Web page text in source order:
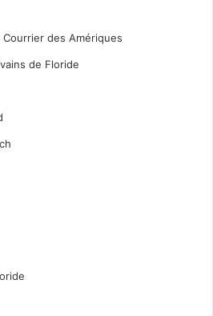
des Amériques
de Floride